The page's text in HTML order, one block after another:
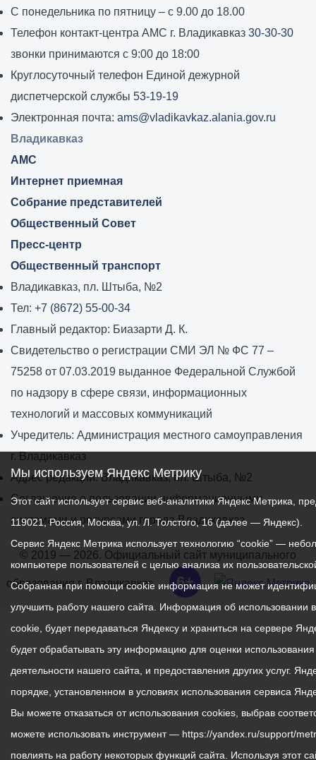
График
работы
администрации
местного
самоуправления
города
Владикавказ:
С понедельника по пятницу – с 9.00 до 18.00
Телефон контакт-центра АМС г. Владикавказ 30-30-30
звонки принимаются с 9:00 до 18:00
Круглосуточный телефон Единой дежурной
диспетчерской службы 53-19-19
Электронная почта: ams@vladikavkaz.alania.gov.ru
Владикавказ
АМС
Интернет приемная
Собрание представителей
Общественный Совет
Пресс-центр
Общественный транспорт
Владикавказ, пл. Штыба, №2
Тел: +7 (8672) 55-00-34
Главный редактор: Биазарти Д. К.
Свидетельство о регистрации СМИ ЭЛ № ФС 77 –
75258 от 07.03.2019 выданное Федеральной Службой
по надзору в сфере связи, информационных
технологий и массовых коммуникаций
Учредитель: Администрация местного самоуправления
г. Владикавказ
Адрес редакции: Владикавказ, пл. Штыба, №2
Соглашение о пользовании информационными
системами и ресурсами города Владикавказ
© 2019 — 2026. Официальный сайт муниципального
образования г. Владикавказ. 6+
Мы используем Яндекс Метрику
Этот сайт использует сервис веб-аналитики Яндекс Метрика,
119021, Россия, Москва, ул. Л. Толстого, 16 (далее — Яндекс).
Сервис Яндекс Метрика использует технологию “cookie” —
компьютере пользователей с целью анализа их
Собранная при помощи cookie информация не может
улучшить работу нашего сайта. Информация об
cookie, будет передаваться Яндексу и храниться на сервере
будет обрабатывать эту информацию для оценки
деятельности нашего сайта, и предоставления других услуг.
порядке, установленном в условиях использования сервиса
Вы можете отказаться от использования cookies, выбрав
можете использовать инструмент — https://yandex.ru/support/
повлиять на работу некоторых функций сайта. Используя этот